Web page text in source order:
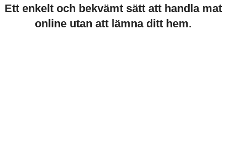
Ett enkelt och bekvämt sätt att handla mat
online utan att lämna ditt hem.